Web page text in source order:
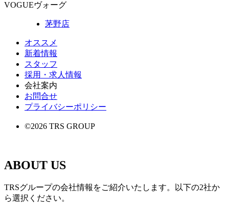
VOGUEヴォーグ
茅野店
オススメ
新着情報
スタッフ
採用・求人情報
会社案内
お問合せ
プライバシーポリシー
©2026 TRS GROUP
ABOUT US
TRSグループの会社情報をご紹介いたします。以下の2社か
ら選択ください。